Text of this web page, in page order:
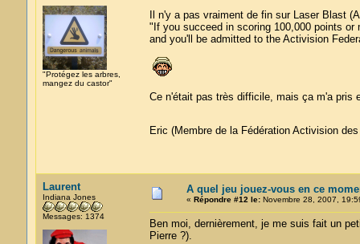
"Protégez les arbres,
mangez du castor"
Il n'y a pas vraiment de fin sur Laser Blast
"If you succeed in scoring 100,000 points
and you'll be admitted to the Activision
Ce n'était pas très difficile, mais ça m'a pris
Eric (Membre de la Fédération Activision
Laurent
Indiana Jones
Messages: 1374
A quel jeu jouez-vous en ce
« Répondre #12 le:Novembre 28, 2007,
Ben moi, dernièrement, je me suis fait un
Pierre ?).